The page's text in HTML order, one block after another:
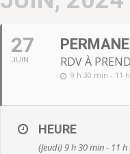
27
JUIN RDV À
9 h 30 min - 11
HEURE
(Jeudi) 9 h 30 min - 11